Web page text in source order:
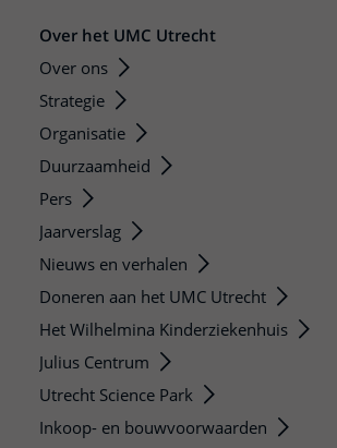
Over het UMC Utrecht
Over ons
Strategie
Organisatie
Duurzaamheid
Pers
Jaarverslag
Nieuws en verhalen
Doneren aan het UMC Utrecht
Het Wilhelmina Kinderziekenhuis
Julius Centrum
Utrecht Science Park
Inkoop- en bouwvoorwaarden